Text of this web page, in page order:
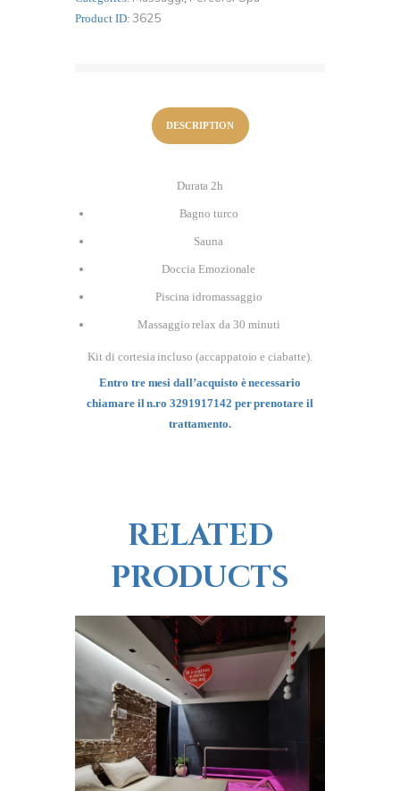
per
due
Product ID:3625
DESCRIPTION
Durata 2h
Bagno turco
Sauna
Doccia Emozionale
Piscina idromassaggio
Massaggio relax da 30 minuti
Kit di cortesia incluso (accappatoio e ciabatte).
Entro tre mesi dall’acquisto è necessario
chiamare il n.ro 3291917142 per prenotare il
trattamento.
RELATED
PRODUCTS